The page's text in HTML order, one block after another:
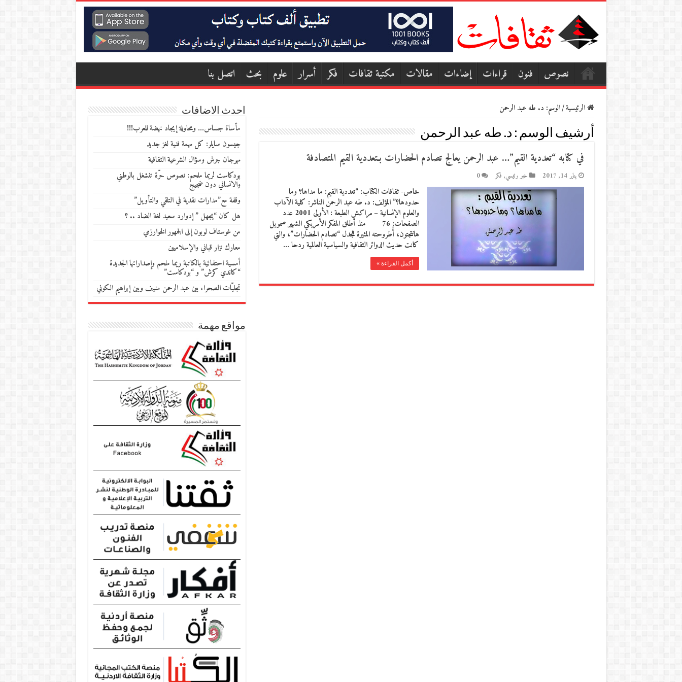
نصوص فنون قراءات إضاءات مقالات مكتبة ثقافات فكر أسرار علوم بحث اتصل بنا
الرئيسية/الوسم: د. طه عبد الرحمن
أرشيف الوسم : د. طه عبد الرحمن
في كتابه “تعددية القيم”… عبد الرحمن يعالج تصادم الحضارات بـتعددية القيم المتصادفة
يناير 14, 2017 خبر رئيسي, فكر 0
خاص- ثقافات الكتاب: “تعددية القيم: ما مداها؟ وما
حدودها؟” المؤلف: د. طه عبد الرحمن الناشر: كلية الآداب
والعلوم الإنسانية – مراكش الطبعة : الأولى 2001 عدد
الصفحات: 76 منذ أطلق المفكر الأمريكي الشهير صمويل
هانتجتون، أُطروحته المثيرة للجدل “تصادم الحضارات”، والتي
كانت حديث الدوائر الثقافية والسياسية العالمية ردحا …
أكمل القراءة »
احدث الاضافات
مأساة جساس… ومحاولة إيجاد نهضة للعرب!!!
جيسون سايلر: كل مهمة فنية لغز جديد
مهرجان جرش وسؤال الشرعية الثقافية
بودكاست لريما ملحم: نصوص حرّة تنشغل بالوطني
والانساني دون ضجيج
وقفة مع”مدارات نقدية في التلقي والتأويل”
هل كان “يجهل ” إدوارد سعيد لغة الضاد .. ؟
من غوستاف لوبون إلى الجمهور الخوارزمي
معارك نزار قباني والإسلاميين
أمسية احتفائية بالكاتبة ريما ملحم وإصداراتها الجديدة
“كاندي كرش” و “بودكاست”
تجليّات الصحراء بين عبد الرحمن منيف وبين إبراهيم الكوني
مواقع مهمة